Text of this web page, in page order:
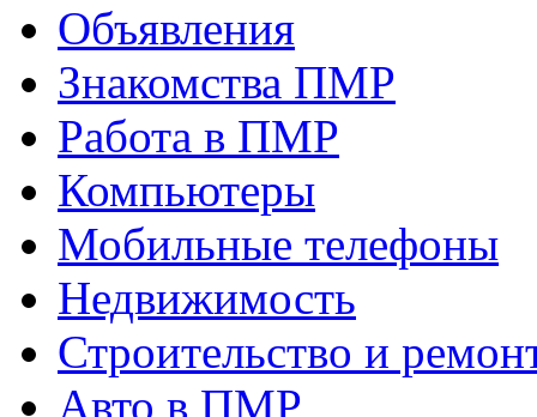
Объявления
Знакомства ПМР
Работа в ПМР
Компьютеры
Мобильные телефоны
Недвижимость
Строительство и
Авто в ПМР